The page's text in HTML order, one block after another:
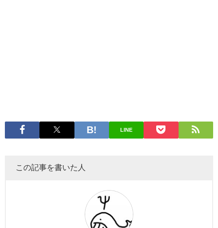
LINE
この記事を書いた人